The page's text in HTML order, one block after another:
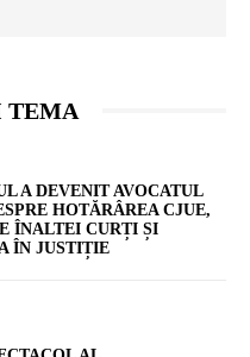
TEMA
A DEVENIT AVOCATUL
HOTĂRÂREA CJUE,
ÎNALTEI CURȚI ȘI
ÎN JUSTIȚIE